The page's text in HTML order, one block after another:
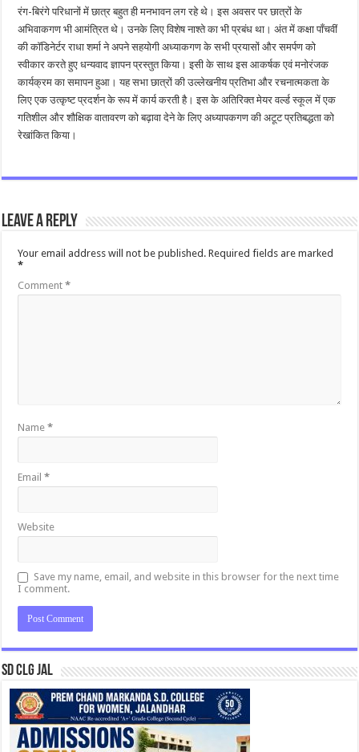
रंग-बिरंगे परिधानों में छात्र बहुत ही मनभावन लग रहे थे। इस अवसर पर छात्रों के
अभिवाकगण भी आमंत्रित थे। उनके लिए विशेष नाश्ते का भी प्रबंध था। अंत में कक्षा पाँचवीं
की कॉडिनेर्टर राधा शर्मा ने अपने सहयोगी अध्याकगण के सभी प्रयासों और समर्पण को
स्वीकार करते हुए धन्यवाद ज्ञापन प्रस्तुत किया। इसी के साथ इस आकर्षक एवं मनोरंजक
कार्यक्रम का समापन हुआ। यह सभा छात्रों की उल्लेखनीय प्रतिभा और रचनात्मकता के
लिए एक उत्कृष्ट प्रदर्शन के रूप में कार्य करती है। इस के अतिरिक्त मेयर वर्ल्ड स्कूल में एक
गतिशील और शौक्षिक वातावरण को बढ़ावा देने के लिए अध्यापकगण की अटूट प्रतिबद्धता को
रेखांकित किया।
Leave a Reply
Your email address will not be published. Required fields are marked
*
Comment*
Name*
Email*
Website
Save my name, email, and website in this browser for the next time
I comment.
SD CLG JAL